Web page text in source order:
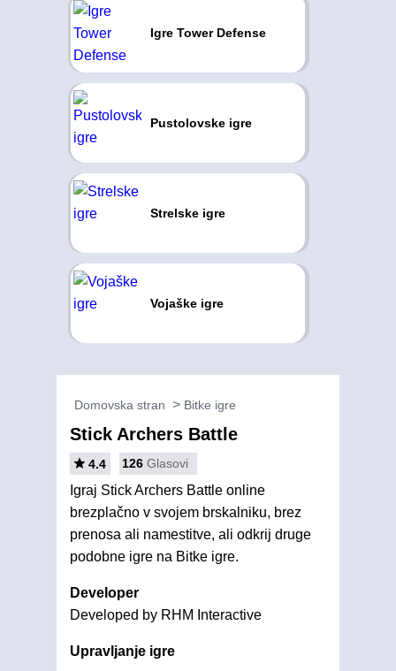
Igre Tower Defense
Pustolovske igre
Strelske igre
Vojaške igre
Domovska stran Bitke igre
Stick Archers Battle
4.4 126 Glasovi
Igraj Stick Archers Battle online
brezplačno v svojem brskalniku, brez
prenosa ali namestitve, ali odkrij druge
podobne igre na Bitke igre.
Developer
Developed by RHM Interactive
Upravljanje igre